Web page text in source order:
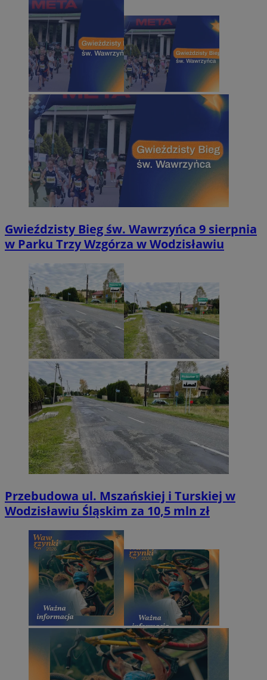
Gwieździsty Bieg św. Wawrzyńca 9 sierpnia
w Parku Trzy Wzgórza w Wodzisławiu
Przebudowa ul. Mszańskiej i Turskiej w
Wodzisławiu Śląskim za 10,5 mln zł